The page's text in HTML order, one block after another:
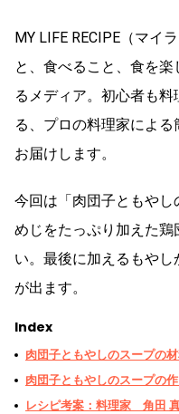
MY LIFE RECIPE（マイ
と、食べること、食を
るメディア。初心者も
る、プロの料理家によ
お届けします。
今回は「肉団子ともや
めじをたっぷり加えた
い。最後に加えるもや
が出ます。
Index
肉団子ともやしのスープの材
肉団子ともやしのスープの
レシピ考案：料理家 角田